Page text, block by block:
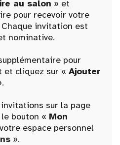
au salon » et
pour recevoir votre
invitation est
nominative.
pour
et cliquez sur « Ajouter
sur la page
bouton « Mon
espace personnel
».